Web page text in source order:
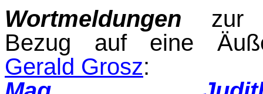
Wortmeldungen zur
Bezug auf eine
Gerald Grosz: